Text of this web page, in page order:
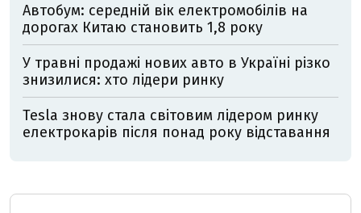
Автобум: середній вік електромобілів на
дорогах Китаю становить 1,8 року
У травні продажі нових авто в Україні різко
знизилися: хто лідери ринку
Tesla знову стала світовим лідером ринку
електрокарів після понад року відставання